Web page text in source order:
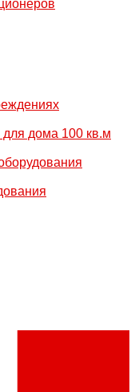
дома 100 кв.м